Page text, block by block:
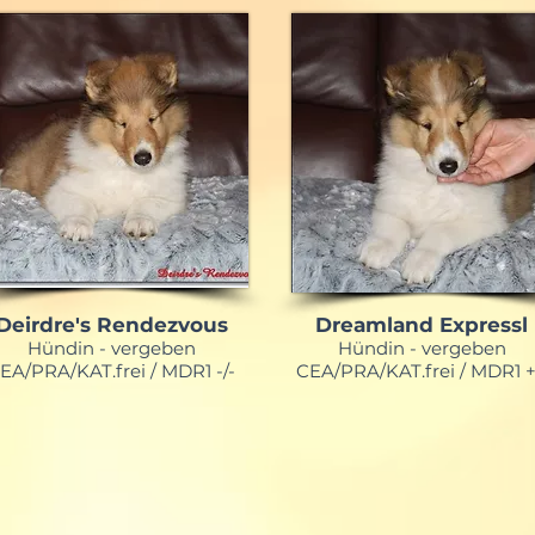
Rendezvous
Hündin - vergeben
PRA/KAT.frei / MDR1 -/-
Dreamland Expressl
Hündin - vergeben
CEA/PRA/KAT.frei / MDR1